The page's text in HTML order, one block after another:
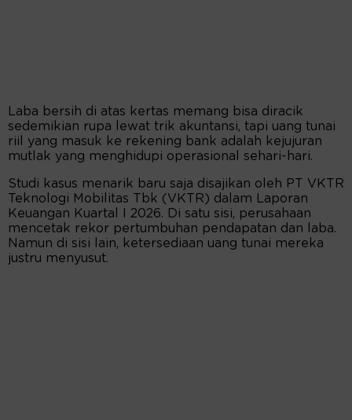
Laba bersih di atas kertas memang bisa diracik
sedemikian rupa lewat trik akuntansi, tapi uang tunai
riil yang masuk ke rekening bank adalah kejujuran
mutlak yang menghidupi operasional sehari-hari.
Studi kasus menarik baru saja disajikan oleh PT VKTR
Teknologi Mobilitas Tbk (VKTR) dalam Laporan
Keuangan Kuartal I 2026. Di satu sisi, perusahaan
mencetak rekor pertumbuhan pendapatan dan laba.
Namun di sisi lain, ketersediaan uang tunai mereka
justru menyusut.